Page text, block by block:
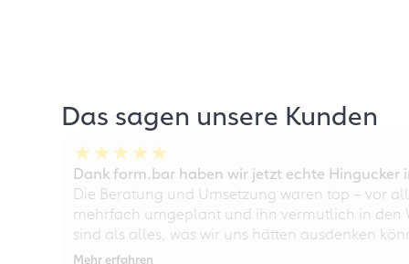
Das sagen unsere Kunden
Dank form.bar haben wir jetzt echte Hingucker
Die Beratung und Umsetzung waren top – vor
mehrfach umgeplant und ihn vermutlich in
sind als alles, was wir uns hätten ausdenken
Mehr erfahren